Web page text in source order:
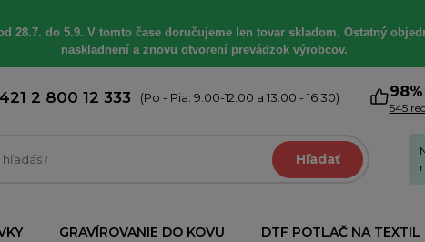
28.7. do 5.9. V tomto čase doručujeme len tovar skladom. Ostatný
naskladnení a znovu otvorení prevádzok výrobcov.
2 800 12 333 (Po - Pia: 9:00-12:00 a 13:00 - 16:30) 98%
545
Hľadať
GRAVÍROVANIE DO KOVU DTF POTLAČ NA TEXTIL